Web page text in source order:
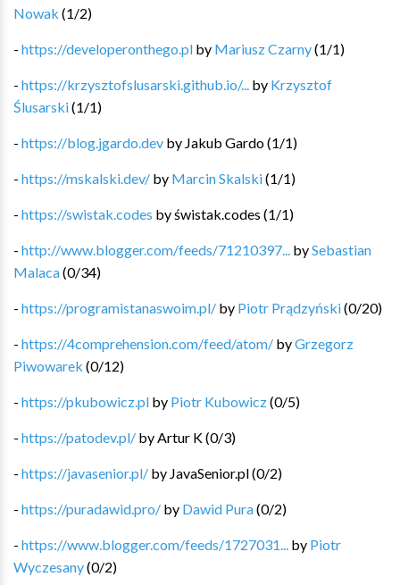
Nowak (1/2)
- https://developeronthego.pl by Mariusz Czarny(1/1)
- https://krzysztofslusarski.github.io/... by Krzysztof
Ślusarski(1/1)
- https://blog.jgardo.dev by Jakub Gardo(1/1)
- https://mskalski.dev/ by Marcin Skalski(1/1)
- https://swistak.codes byświstak.codes (1/1)
- http://www.blogger.com/feeds/71210397... bySebastian
Malaca(0/34)
- https://programistanaswoim.pl/ by Piotr Prądzyński(0/20)
- https://4comprehension.com/feed/atom/ byGrzegorz
Piwowarek (0/12)
- https://pkubowicz.pl by Piotr Kubowicz(0/5)
- https://patodev.pl/ by Artur K(0/3)
- https://javasenior.pl/ by JavaSenior.pl(0/2)
- https://puradawid.pro/ by Dawid Pura(0/2)
- https://www.blogger.com/feeds/1727031... by Piotr
Wyczesany(0/2)